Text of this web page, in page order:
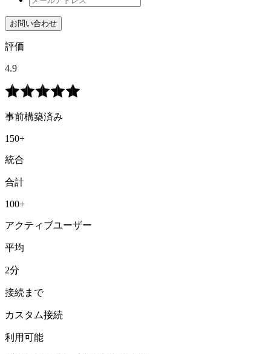
お問い合わせ
評価
4.9
事前構築済み
150+
統合
合計
100+
アクティブユーザー
平均
2分
接続まで
カスタム接続
利用可能